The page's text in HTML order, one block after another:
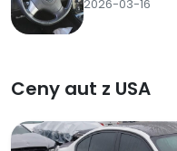
2026-03-16
Ceny aut z USA